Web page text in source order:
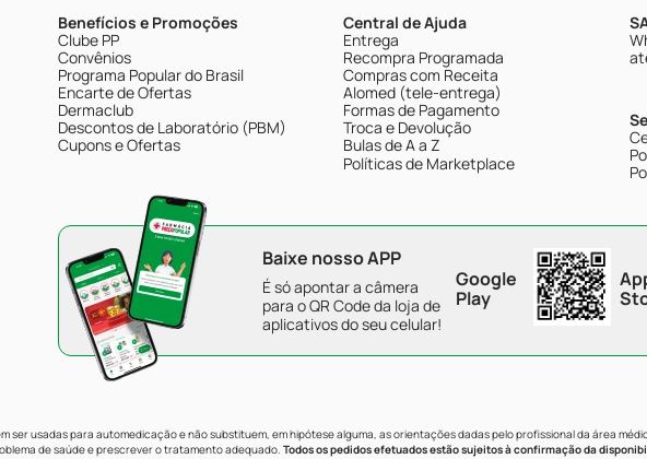
Benefícios e Promoções
Clube PP
Convênios
Programa Popular do Brasil
Encarte de Ofertas
Dermaclub
Descontos de Laboratório (PBM)
Cupons e Ofertas
Central de Ajuda
Entrega
Recompra Programada
Compras com Receita
Alomed (tele-entrega)
Formas de Pagamento
Troca e Devolução
Bulas de A a Z
Políticas de Marketplace
Baixe nosso APP
É só apontar a câmera
para o QR Code da loja de
aplicativos do seu celular!
Google
Play
ser usadas para automedicação e não substituem, em hipótese alguma, as orientações dadas pelo profissional da área
de saúde e prescrever o tratamento adequado. Todos os pedidos efetuados estão sujeitos à confirmação da